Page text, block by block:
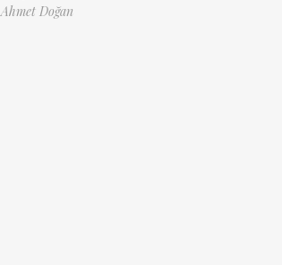
Ahmet Doğan